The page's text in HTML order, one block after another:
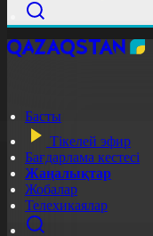
Басты
Тікелей эфир
Бағдарлама кестесі
Жаңалықтар
Жобалар
Телехикаялар